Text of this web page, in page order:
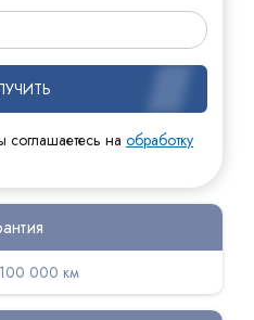
соглашаетесь на обработку
000 км